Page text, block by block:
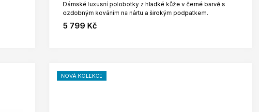
Dámské luxusní polobotky z hladké kůže v černé barvě s
ozdobným kováním na nártu a širokým podpatkem.
5 799 Kč
NOVÁ KOLEKCE